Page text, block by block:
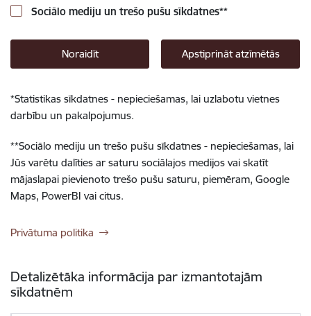
Sociālo mediju un trešo pušu sīkdatnes**
Noraidīt Apstiprināt atzīmētās
*Statistikas sīkdatnes - nepieciešamas, lai uzlabotu vietnes
darbību un pakalpojumus.
**Sociālo mediju un trešo pušu sīkdatnes - nepieciešamas, lai
Jūs varētu dalīties ar saturu sociālajos medijos vai skatīt
mājaslapai pievienoto trešo pušu saturu, piemēram, Google
Maps, PowerBI vai citus.
Privātuma politika
Detalizētāka informācija par izmantotajām
sīkdatnēm